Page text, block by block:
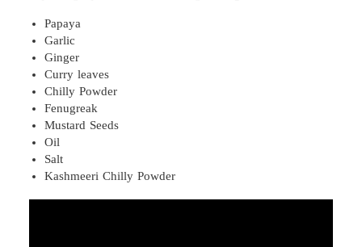
Papaya
Garlic
Ginger
Curry leaves
Chilly Powder
Fenugreak
Mustard Seeds
Oil
Salt
Kashmeeri Chilly Powder